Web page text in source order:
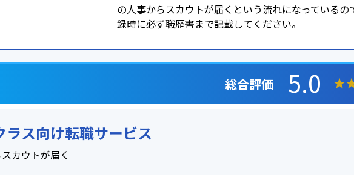
の人事からスカウトが届くという流れになっているの
録時に必ず職歴書まで記載してください。
総合評価 5.0 ★
ス向け転職サービス
カウトが届く